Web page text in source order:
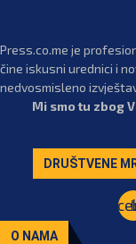
Press.co.me je
čine iskusni urednici i
nedvosmisleno
Mi smo tu zbog
DRUŠTVENE
O NAMA